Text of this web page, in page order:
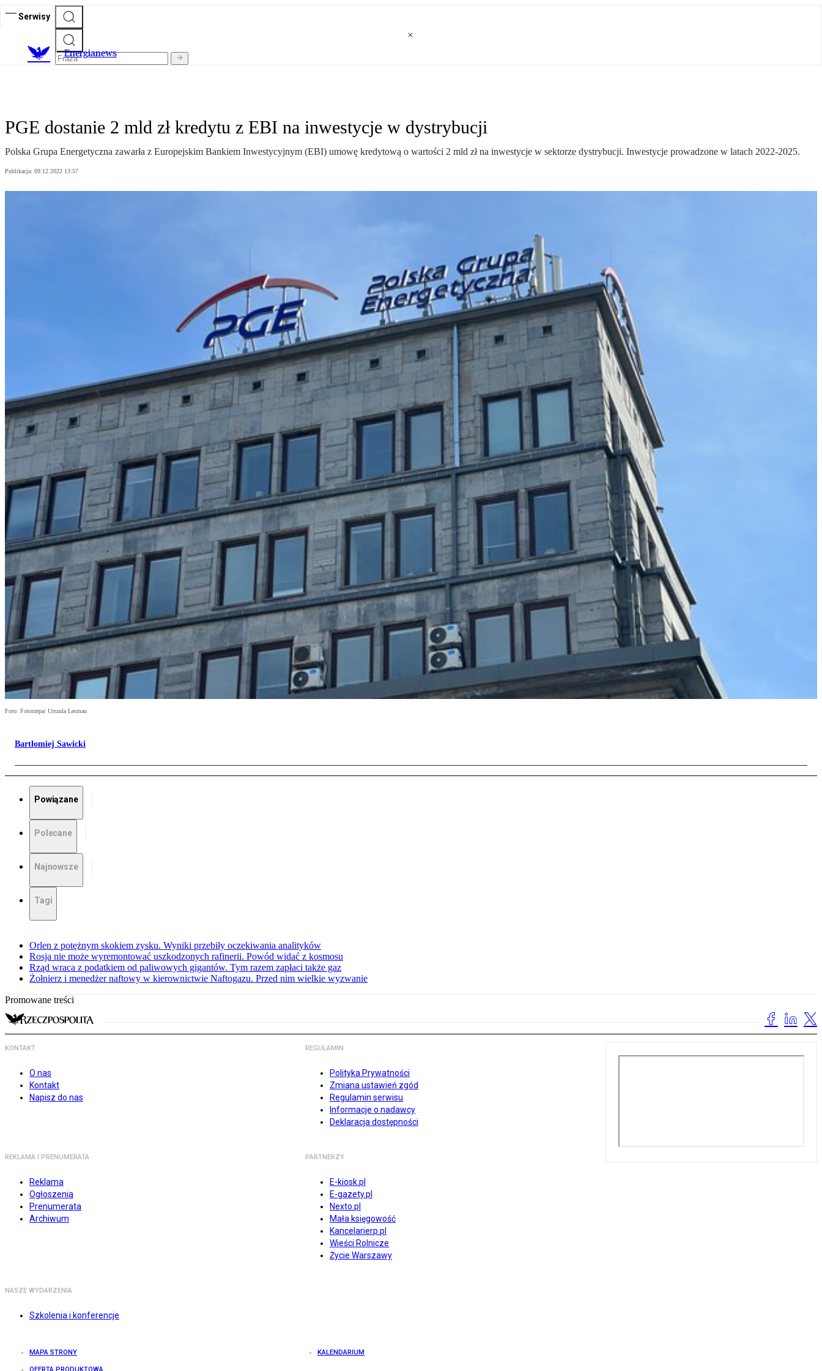
Serwisy
Energianews
PGE dostanie 2 mld zł kredytu z EBI na inwestycje w dystrybucji
Polska Grupa Energetyczna zawarła z Europejskim Bankiem Inwestycyjnym (EBI) umowę kredytową o wartości 2 mld zł na inwestycje w sektorze dystrybucji. Inwestycje prowadzone w latach 2022-2025.
Publikacja: 09.12.2022 13:57
Foto: Fotorzepa/ Urszula Lesman
Bartłomiej Sawicki
Powiązane
Polecane
Najnowsze
Tagi
Orlen z potężnym skokiem zysku. Wyniki przebiły oczekiwania analityków
Rosja nie może wyremontować uszkodzonych rafinerii. Powód widać z kosmosu
Rząd wraca z podatkiem od paliwowych gigantów. Tym razem zapłaci także gaz
Żołnierz i menedżer naftowy w kierownictwie Naftogazu. Przed nim wielkie wyzwanie
Promowane treści
KONTAKT
O nas
Kontakt
Napisz do nas
REGULAMIN
Polityka Prywatności
Zmiana ustawień zgód
Regulamin serwisu
Informacje o nadawcy
Deklaracja dostępności
REKLAMA I PRENUMERATA
Reklama
Ogłoszenia
Prenumerata
Archiwum
PARTNERZY
E-kiosk.pl
E-gazety.pl
Nexto.pl
Mała księgowość
Kancelarierp.pl
Wieści Rolnicze
Życie Warszawy
NASZE WYDARZENIA
Szkolenia i konferencje
MAPA STRONY KALENDARIUM